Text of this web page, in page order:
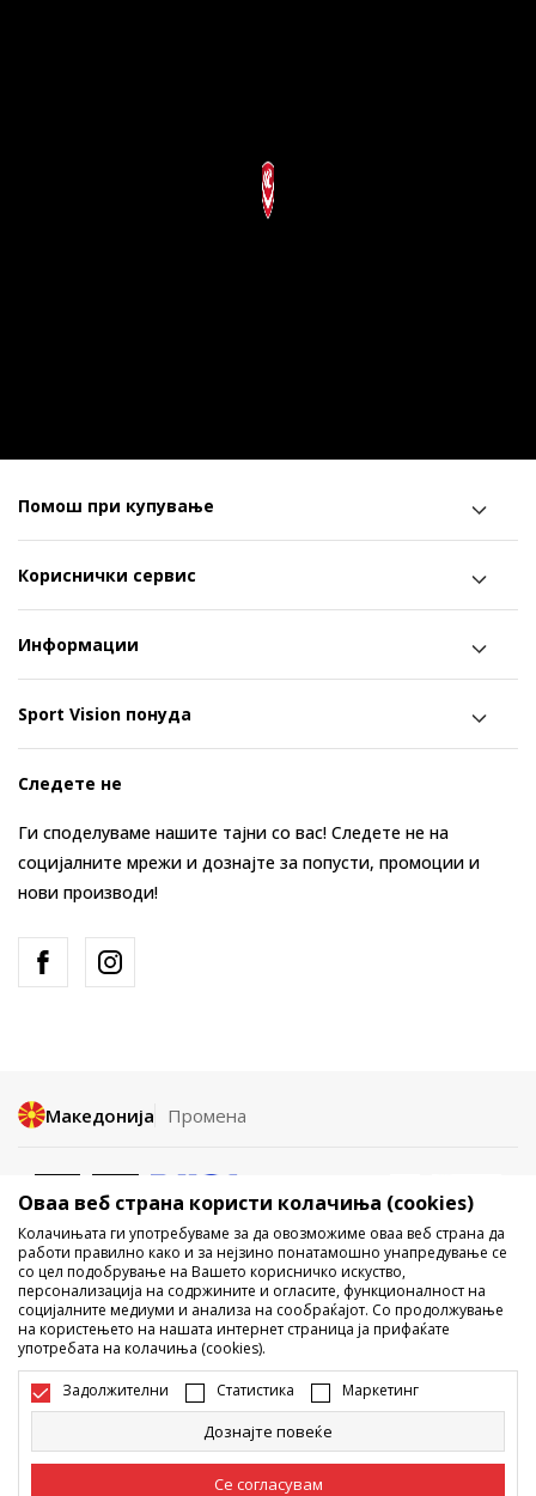
Помош при купување
Кориснички сервис
Информации
Sport Vision понуда
Следете не
Ги споделуваме нашите тајни со вас! Следете не на
социјалните мрежи и дознајте за попусти, промоции и
нови производи!
Македонија Промена
Не е дозволено превземање или користење на содржината од
интернет страните на Sport Vision, делумно или целосно a се
однесува на логоа, трговски марки, комерцијални содржини, ниту
истите да се отстапуваат на трети лица, јавно да се објавуваат или да
се користат за било какви цели, без писмена согласност од БДС.МК
ДООЕЛ.
Настојуваме да бидеме што попрецизни во описот на производот,
фотографијата и самата цена, но не можеме да гарантираме дака
сите информации се комплетни и без грешка. Сите прикажани
Оваа веб страна користи колачиња (cookies)
Колачињата ги употребуваме за да овозможиме оваа веб страна да
работи правилно како и за нејзино понатамошно унапредување се
со цел подобрување на Вашето корисничко искуство,
персонализација на содржините и огласите, функционалност на
социјалните медиуми и анализа на сообраќајот. Со продолжување
на користењето на нашата интернет страница ја прифаќате
употребата на колачиња (cookies).
Задолжителни Статистика Маркетинг
Дознајте повеќе
Се согласувам